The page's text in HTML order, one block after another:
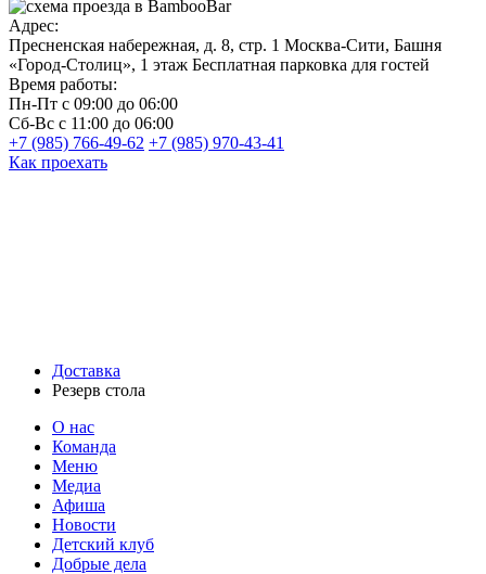
Адрес:
Пресненская набережная, д. 8, стр. 1 Москва-Сити, Башня
«Город-Столиц», 1 этаж Бесплатная парковка для гостей
Время работы:
Пн-Пт с 09:00 до 06:00
Сб-Вс с 11:00 до 06:00
+7 (985) 766-49-62 +7 (985) 970-43-41
Как проехать
Доставка
Резерв стола
О нас
Команда
Меню
Медиа
Афиша
Новости
Детский клуб
Добрые дела